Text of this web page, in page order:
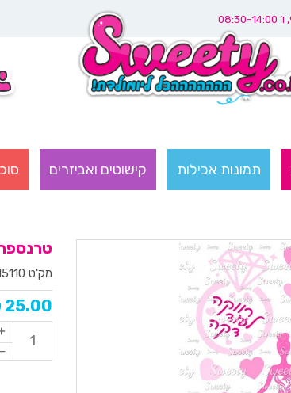
תמונות אכילות קישוטים ואביזרים
טרנספר
מק'ט 3115110
25.00 ש"ח